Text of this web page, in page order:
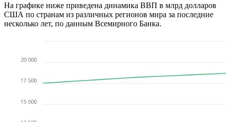
На графике ниже приведена динамика ВВП в млрд долларов
США по странам из различных регионов мира за последние
несколько лет, по данным Всемирного Банка.